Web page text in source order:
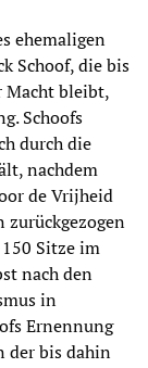
ehemaligen
Schoof, die bis
Macht bleibt,
Schoofs
durch die
nachdem
de Vrijheid
zurückgezogen
Sitze im
nach den
in
Ernennung
der bis dahin